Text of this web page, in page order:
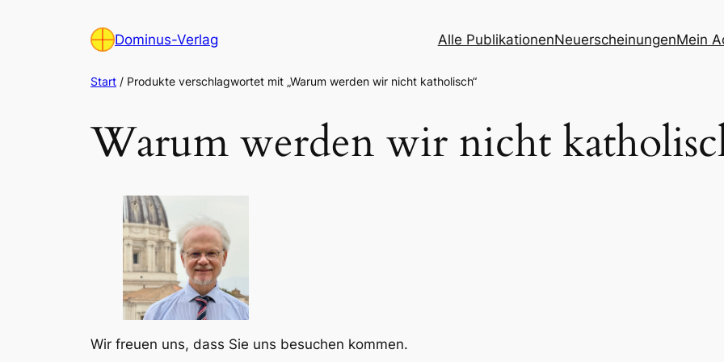
Dominus-Verlag Alle PublikationenNeuerscheinungenMein
Start / Produkte verschlagwortet mit „Warum werden wir nicht katholisch“
Warum werden wir nicht
Wir freuen uns, dass Sie uns besuchen kommen.